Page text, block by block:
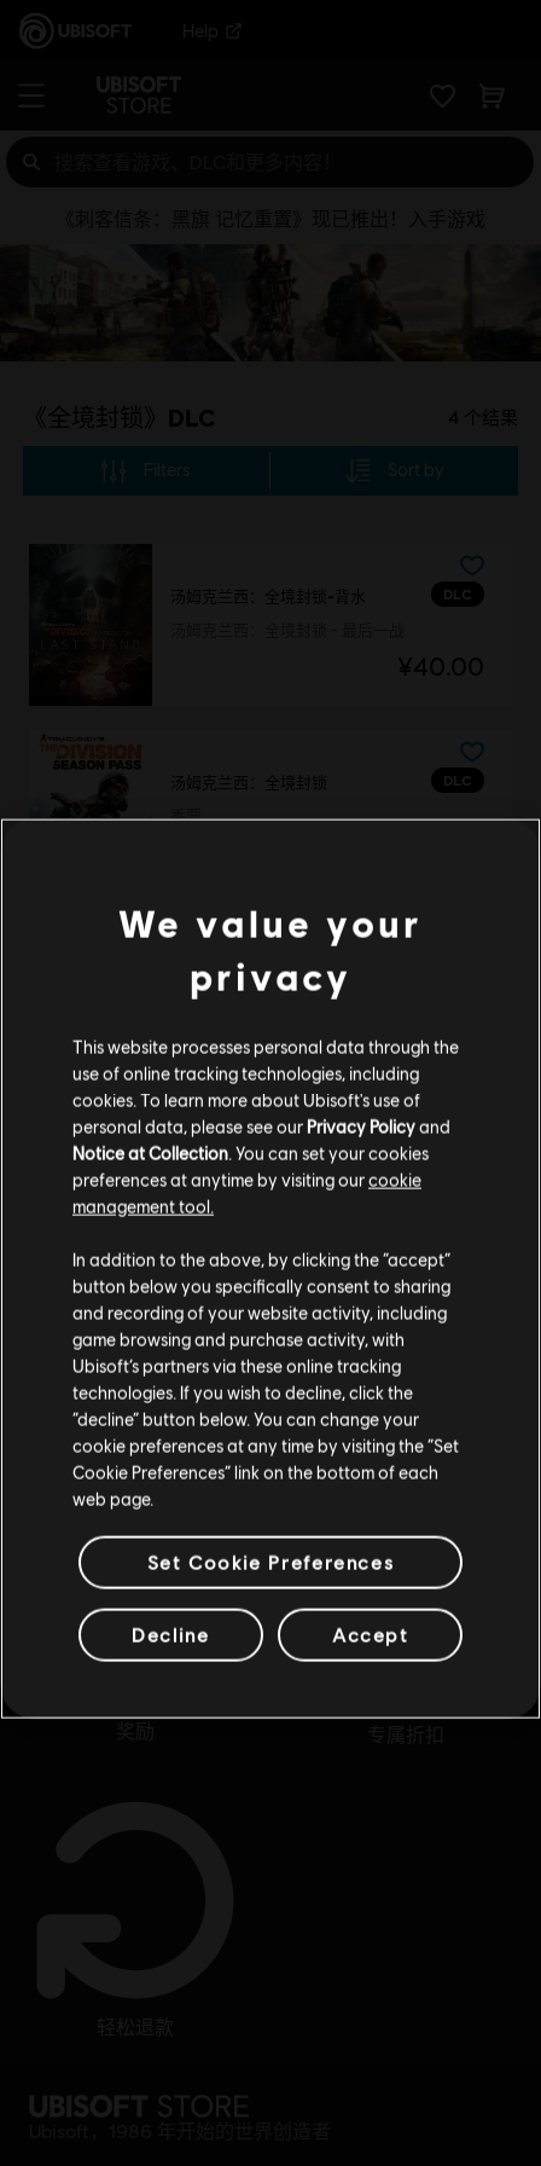
Help
《全境封锁》DLC 4 个结果
Filters Sort by
DLC
汤姆克兰西：全境封锁-背水
¥40.00
DLC
汤姆克兰西：全境封锁
季票
汤姆克兰西：全境封锁-背水
资料片：求生
¥40.00
汤姆克兰西：全境封锁-背水
资料片：「地下世界」
显示 项中的 项
还在寻找最新的PC游戏？无需再找，尽在育碧商店 ！在育碧商店享受终极游戏体
验，包括全新游戏、赛季通行证以及更多额外内容。加上定期促销与特殊优惠
能够在这里买到各种超值优惠游戏， 例如育碧的顶级系列《刺客信条》
您是简体中文用户？
请您访问我们的简体中文商店来完成购买
留在此商店
重新选择您的商店
We value your
privacy
This website processes personal data through the
use of online tracking technologies, including
cookies. To learn more about Ubisoft's use of
personal data, please see our Privacy Policyand
Notice at Collection . You can set your cookies
preferences at anytime by visiting ourcookie
management tool.
In addition to the above, by clicking the “accept”
button below you specifically consent to sharing
and recording of your website activity, including
game browsing and purchase activity, with
Ubisoft’s partners via these online tracking
technologies. If you wish to decline, click the
“decline” button below. You can change your
cookie preferences at any time by visiting the “Set
Cookie Preferences” link on the bottom of each
web page.
Set Cookie Preferences
Decline Accept